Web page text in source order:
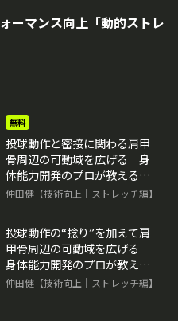
ーマンス向上「動的ストレ
無料
投球動作と密接に関わる肩甲
骨周辺の可動域を広げる 身
体能力開発のプロが教える
「動的ストレッチ」
仲田健【技術向上｜ストレッチ編】
投球動作の“捻り”を加えて肩
甲骨周辺の可動域を広げる
身体能力開発のプロが教える
「動的ストレッチ」
仲田健【技術向上｜ストレッチ編】